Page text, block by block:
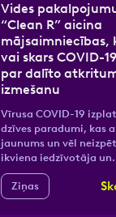
Vides
“Clean R” aicina
mājsaimniecības,
vai skars COVID-
par dalīto
izmešanu
Vīrusa COVID-19
dzīves paradumi, kas
jaunums un vēl
ikviena iedzīvotāja
Ziņas